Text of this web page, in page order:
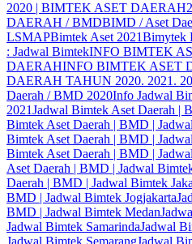
2020 | BIMTEK ASET DAERAH
DAERAH / BMDBIMD / Aset
LSMAPBimtek Aset 2021Bimytek
: Jadwal BimtekINFO BIMTEK
DAERAHINFO BIMTEK ASET
DAERAH TAHUN 2020. 2021.
Daerah / BMD 2020Info Jadwal
2021Jadwal Bimtek Aset Daerah |
Bimtek Aset Daerah | BMD |
Bimtek Aset Daerah | BMD |
Bimtek Aset Daerah | BMD |
Aset Daerah | BMD | Jadwal
Daerah | BMD | Jadwal Bimtek
BMD | Jadwal Bimtek Jogjakarta
BMD | Jadwal Bimtek Medan
Jadwal Bimtek SamarindaJadwal